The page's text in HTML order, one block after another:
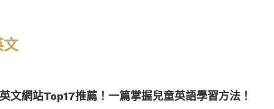
文
文網站Top17推薦！一篇掌握兒童英語學習方法！